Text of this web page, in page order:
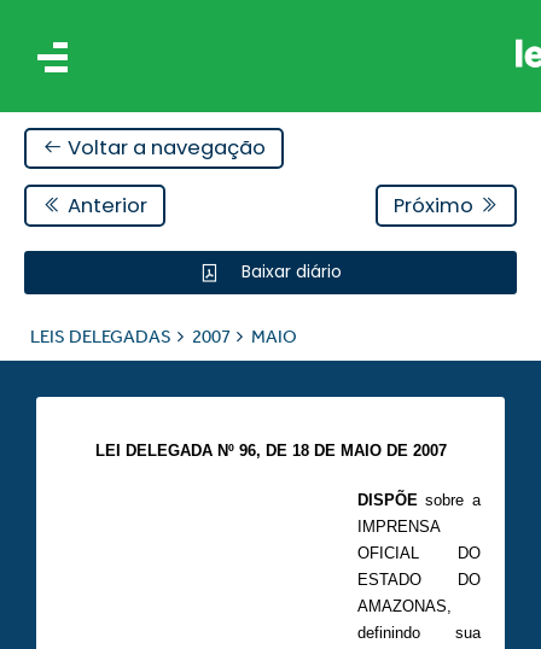
Voltar a navegação
Anterior Próximo
Baixar diário
LEIS DELEGADAS 2007 MAIO
LEI DELEGADA Nº 96, DE 18 DE MAIO DE 2007
DISPÕEsobre a
IMPRENSA
OFICIAL DO
ESTADO DO
AMAZONAS,
definindo sua